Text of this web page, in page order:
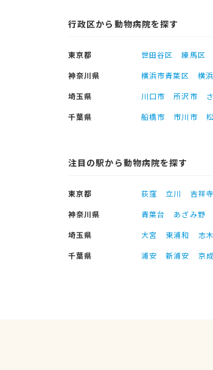
行政区から動物病院を探す
東京都 世田谷区 練馬区
神奈川県
横浜市青葉区 横
埼玉県
川口市 所沢市
千葉県
船橋市 市川市
注目の駅から動物病院を探す
東京都 荻窪 立川 吉祥寺
神奈川県
青葉台 あざみ野
埼玉県
大宮 東浦和 志木
千葉県
浦安 新浦安 京